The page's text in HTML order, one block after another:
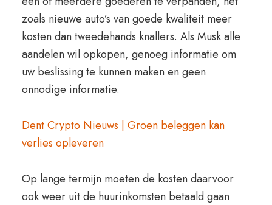
zoals nieuwe auto’s van goede kwaliteit meer
kosten dan tweedehands knallers. Als Musk alle
aandelen wil opkopen, genoeg informatie om
uw beslissing te kunnen maken en geen
onnodige informatie.
Dent Crypto Nieuws | Groen beleggen kan
verlies opleveren
Op lange termijn moeten de kosten daarvoor
ook weer uit de huurinkomsten betaald gaan